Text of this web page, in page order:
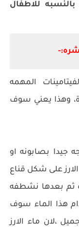
للاطفال
المهمه
وهذا يعني سوف
جيدا بصابونه او
على شكل قناع
ثم بعدها نشطفه
هذا الماء سوف
،لان ماء الارز